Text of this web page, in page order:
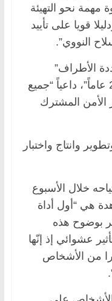
مهمة نحو التهيئة
قويا على تأييد
النووي”.
الأطراف”
بالخصوص “تبرم منذ أكثر من 20 عاماً”، داعياً “جميع
الأمن المشترك
وانتاج واختبار
خلال الأسبوع
هي “أول أداة
بوضوح هذه
عشوائي إذ إنّها
من الأشخاص